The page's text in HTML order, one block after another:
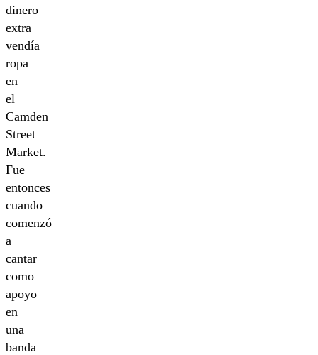
dinero
extra
vendía
ropa
en
el
Camden
Street
Market.
Fue
entonces
cuando
comenzó
a
cantar
como
apoyo
en
una
banda